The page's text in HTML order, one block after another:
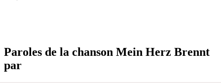
Paroles de la chanson Mein Herz Brennt
par